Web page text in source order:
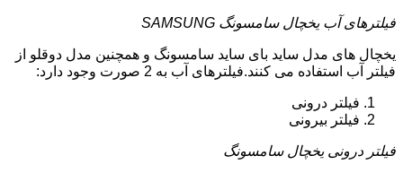
فیلترهای آب یخچال سامسونگ SAMSUNG
یخچال های مدل ساید بای ساید سامسونگ و همچنین مدل دوقلو از
فیلتر آب استفاده می کنند.فیلترهای آب به 2 صورت وجود دارد:
فیلتر درونی
فیلتر بیرونی
فیلتر درونی یخچال سامسونگ